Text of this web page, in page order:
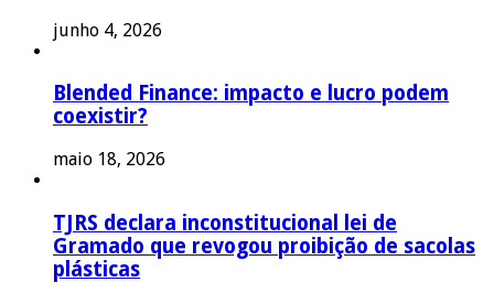
junho 4, 2026
Blended Finance: impacto e lucro podem
coexistir?
maio 18, 2026
TJRS declara inconstitucional lei de
Gramado que revogou proibição de sacolas
plásticas